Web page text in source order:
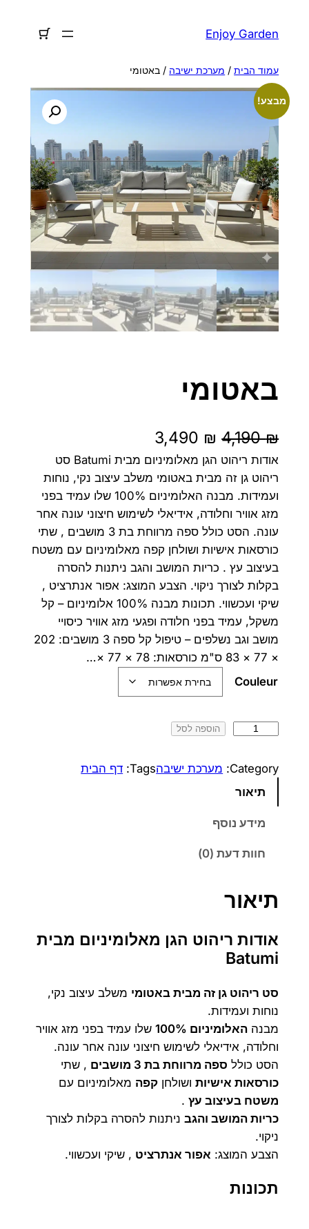
Enjoy Garden
עמוד הבית/ מערכת ישיבה / באטומי
מבצע!
באטומי
4,190₪
ה
מ
ח
י
ר
ה
מ
ק
ו
ר
י
ה
ה
4
,
.
3,490 ₪
ה
מ
ח
י
ר
ה
נ
ו
כ
ח
י
א
.
אודות ריהוט הגן מאלומיניום מבית Batumi סט
ריהוט גן זה מבית באטומי משלב עיצוב נקי, נוחות
ועמידות. מבנה האלומיניום 100% שלו עמיד בפני
מזג אוויר וחלודה, אידיאלי לשימוש חיצוני עונה אחר
עונה. הסט כולל ספה מרווחת בת 3 מושבים , שתי
כורסאות אישיות ושולחן קפה מאלומיניום עם משטח
בעיצוב עץ . כריות המושב והגב ניתנות להסרה
בקלות לצורך ניקוי. הצבע המוצג: אפור אנתרציט ,
שיקי ועכשווי. תכונות מבנה 100% אלומיניום – קל
משקל, עמיד בפני חלודה ופגעי מזג אוויר כיסויי
מושב וגב נשלפים – טיפול קל ספה 3 מושבים: 202
× 77 × 83 ס"מ כורסאות: 78 × 77 ×…
Couleur
ו
מ
הוספה לסל
Category: מערכת ישיבהTags: דף הבית
תיאור
מידע נוסף
חוות דעת (0)
תיאור
אודות ריהוט הגן מאלומיניום מבית
Batumi
סט ריהוט גן זה מבית באטומי משלב עיצוב נקי,
נוחות ועמידות.
מבנה האלומיניום 100%
שלו עמיד בפני מזג אוויר
וחלודה, אידיאלי לשימוש חיצוני עונה אחר עונה.
הסט כולל ספה מרווחת בת 3 מושבים
, שתי
כורסאות אישיותושולחן קפה מאלומיניום עם
משטח בעיצוב עץ.
כריות המושב והגבניתנות להסרה בקלות לצורך
ניקוי.
הצבע המוצג: אפור אנתרציט , שיקי ועכשווי.
תכונות